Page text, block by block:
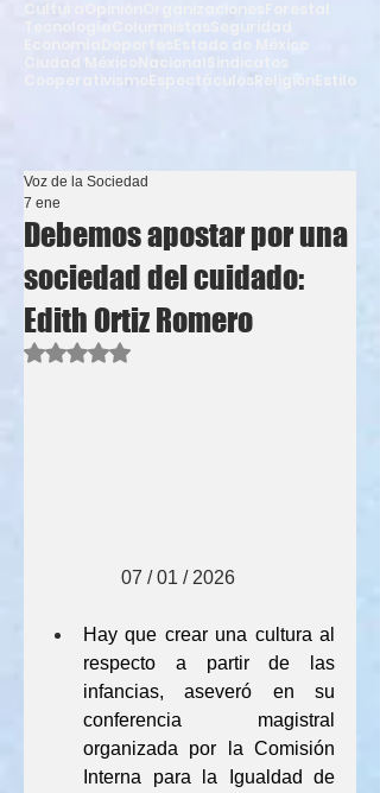
Organizaciones
Seguridad
Estado de México
Nacional
Sindicatos
Cooperativismo
EspectáculosReligiónEstilo
Debemos apostar por una
sociedad del cuidado:
Edith Ortiz Romero
Voz de la Sociedad
7 ene
Obtuvo NaN de 5 estrellas.
                07 / 01 / 2026
Hay que crear una cultura al
respecto a partir de las
infancias, aseveró en su
conferencia magistral
organizada por la Comisión
Interna para la Igualdad de